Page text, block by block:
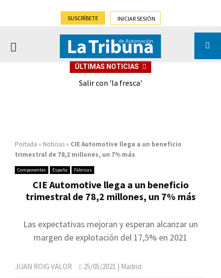
SUSCRÍBETE INICIAR SESIÓN
PRIMARY
ÚLTIMAS NOTICIAS
Salir con 'la fresca'
Portada » Noticias » CIE Automotive llega a un beneficio
trimestral de 78,2 millones, un 7% más
Componentes España Fábricas
CIE Automotive llega a un beneficio
trimestral de 78,2 millones, un 7% más
Las expectativas mejoran y esperan alcanzar un
margen de explotación del 17,5% en 2021
JUAN ROIG VALOR 25/05/2021 | Madrid